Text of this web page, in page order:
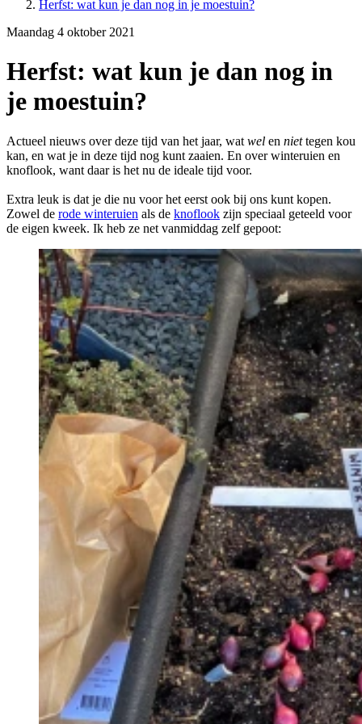
Herfst: wat kun je dan nog in je moestuin?
Maandag 4 oktober 2021
Herfst: wat kun je dan nog in
je moestuin?
Actueel nieuws over deze tijd van het jaar, wat wel en niettegen kou
kan, en wat je in deze tijd nog kunt zaaien. En over winteruien en
knoflook, want daar is het nu de ideale tijd voor.
Extra leuk is dat je die nu voor het eerst ook bij ons kunt kopen.
Zowel de rode winteruien als de knoflook zijn speciaal geteeld voor
de eigen kweek. Ik heb ze net vanmiddag zelf gepoot: